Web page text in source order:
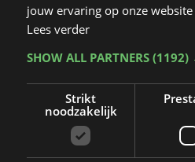
jouw ervaring op onze
Lees verder
SHOW ALL PARTNERS (1192)
Strikt
noodzakelijk